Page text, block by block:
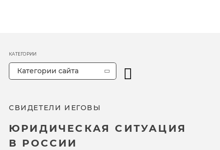
СВИДЕТЕЛИ ИЕГОВЫ
ЮРИДИЧЕСКАЯ СИТУАЦИЯ
В РОССИИ
КАТЕГОРИИ
Категории сайта